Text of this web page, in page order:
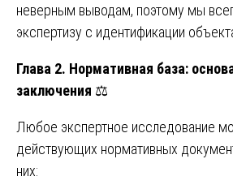
неверным выводам, поэтому мы
экспертизу с идентификации
Глава 2. Нормативная база:
заключения ⚖️
Любое экспертное исследование
действующих нормативных
них: